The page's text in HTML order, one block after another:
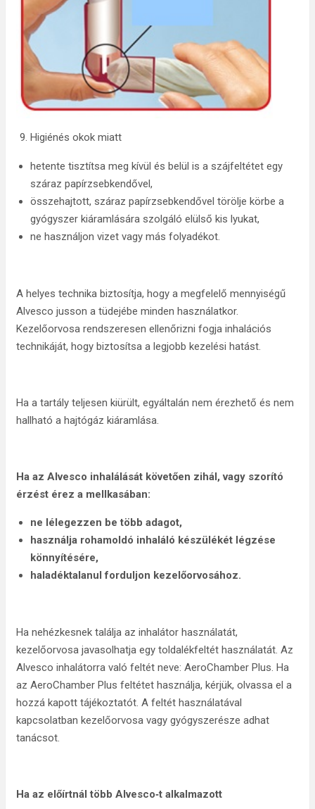
Higiénés okok miatt
hetente tisztítsa meg kívül és belül is a szájfeltétet egy
száraz papírzsebkendővel,
összehajtott, száraz papírzsebkendővel törölje körbe a
gyógyszer kiáramlására szolgáló elülső kis lyukat,
ne használjon vizet vagy más folyadékot.
A helyes technika biztosítja, hogy a megfelelő mennyiségű
Alvesco jusson a tüdejébe minden használatkor.
Kezelőorvosa rendszeresen ellenőrizni fogja inhalációs
technikáját, hogy biztosítsa a legjobb kezelési hatást.
Ha a tartály teljesen kiürült, egyáltalán nem érezhető és nem
hallható a hajtógáz kiáramlása.
Ha az Alvesco inhalálását követően zihál, vagy szorító
érzést érez a mellkasában:
ne lélegezzen be több adagot,
használja rohamoldó inhaláló készülékét légzése
könnyítésére,
haladéktalanul forduljon kezelőorvosához.
Ha nehézkesnek találja az inhalátor használatát,
kezelőorvosa javasolhatja egy toldalékfeltét használatát. Az
Alvesco inhalátorra való feltét neve: AeroChamber Plus. Ha
az AeroChamber Plus feltétet használja, kérjük, olvassa el a
hozzá kapott tájékoztatót. A feltét használatával
kapcsolatban kezelőorvosa vagy gyógyszerésze adhat
tanácsot.
Ha az előírtnál több Alvesco‑t alkalmazott